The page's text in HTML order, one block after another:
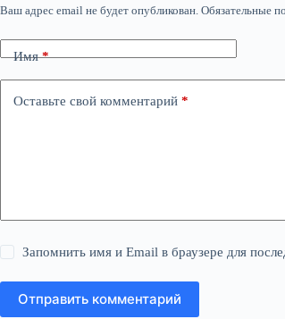
Ваш адрес email не будет опубликован. Обязательные
Имя*
Оставьте свой комментарий *
Запомнить имя и Email в браузере для
Отправить комментарий